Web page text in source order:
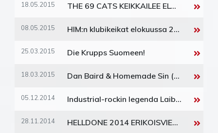
18.05.2015 THE 69 CATS KEIKKAILEE ELOKUUSSA 2015 SUOMESSA
08.05.2015 HIM:n klubikeikat elokuussa 2015
25.03.2015 Die Krupps Suomeen!
18.03.2015 Dan Baird & Homemade Sin (USA) Suomeen!
05.12.2014 Industrial-rockin legenda Laibach Suomeen ja Viroon!
28.11.2014 HELLDONE 2014 ERIKOISVIERAAT!!!